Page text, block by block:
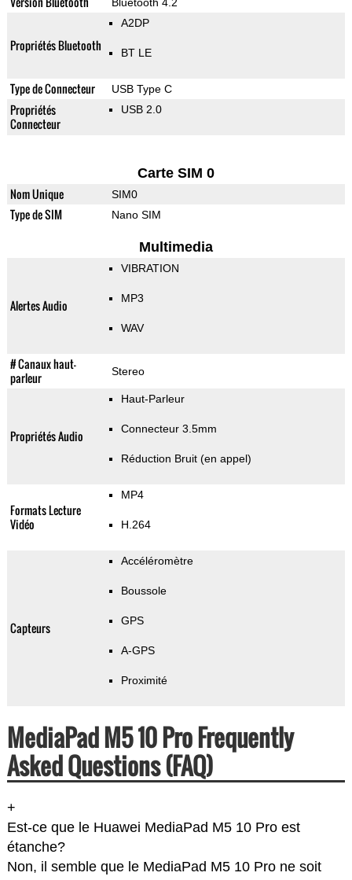
Propriétés Bluetooth
A2DP
BT LE
Type de Connecteur USB Type C
Propriétés
Connecteur
USB 2.0
Carte SIM 0
Nom Unique SIM0
Type de SIM Nano SIM
Multimedia
Alertes Audio
VIBRATION
MP3
WAV
# Canaux haut-
parleur
Stereo
Propriétés Audio
Haut-Parleur
Connecteur 3.5mm
Réduction Bruit (en appel)
Formats Lecture
Vidéo
MP4
H.264
Capteurs
Accéléromètre
Boussole
GPS
A-GPS
Proximité
MediaPad M5 10 Pro Frequently
Asked Questions (FAQ)
+
Est-ce que le Huawei MediaPad M5 10 Pro est
étanche?
Non, il semble que le MediaPad M5 10 Pro ne soit